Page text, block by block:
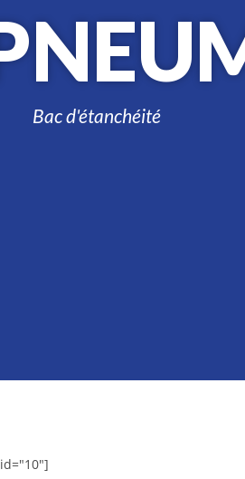
Bac d'étanchéité